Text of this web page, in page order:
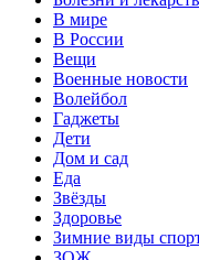
В мире
В России
Вещи
Военные новости
Волейбол
Гаджеты
Дети
Дом и сад
Еда
Звёзды
Здоровье
Зимние виды